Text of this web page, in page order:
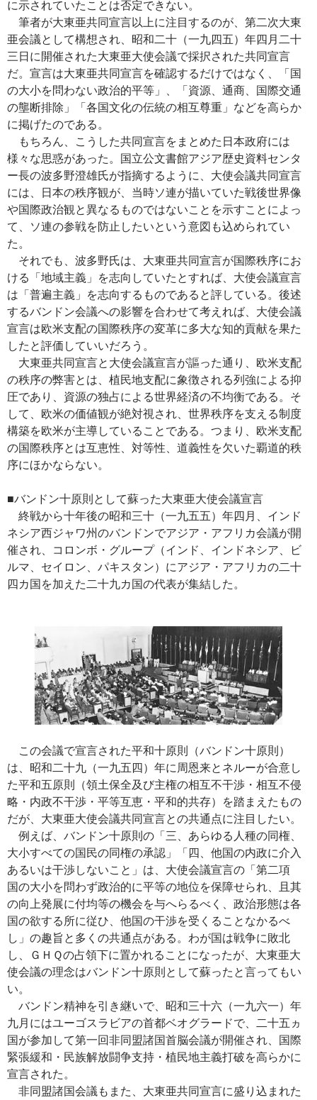
に示されていたことは否定できない。
筆者が大東亜共同宣言以上に注目するのが、第二次大東
亜会議として構想され、昭和二十（一九四五）年四月二十
三日に開催された大東亜大使会議で採択された共同宣言
だ。宣言は大東亜共同宣言を確認するだけではなく、「国
の大小を問わない政治的平等」、「資源、通商、国際交通
の壟断排除」「各国文化の伝統の相互尊重」などを高らか
に掲げたのである。
もちろん、こうした共同宣言をまとめた日本政府には
様々な思惑があった。国立公文書館アジア歴史資料センタ
ー長の波多野澄雄氏が指摘するように、大使会議共同宣言
には、日本の秩序観が、当時ソ連が描いていた戦後世界像
や国際政治観と異なるものではないことを示すことによっ
て、ソ連の参戦を防止したいという意図も込められてい
た。
それでも、波多野氏は、大東亜共同宣言が国際秩序にお
ける「地域主義」を志向していたとすれば、大使会議宣言
は「普遍主義」を志向するものであると評している。後述
するバンドン会議への影響を合わせて考えれば、大使会議
宣言は欧米支配の国際秩序の変革に多大な知的貢献を果た
したと評価していいだろう。
大東亜共同宣言と大使会議宣言が謳った通り、欧米支配
の秩序の弊害とは、植民地支配に象徴される列強による抑
圧であり、資源の独占による世界経済の不均衡である。そ
して、欧米の価値観が絶対視され、世界秩序を支える制度
構築を欧米が主導していることである。つまり、欧米支配
の国際秩序とは互恵性、対等性、道義性を欠いた覇道的秩
序にほかならない。
■バンドン十原則として蘇った大東亜大使会議宣言
終戦から十年後の昭和三十（一九五五）年四月、インド
ネシア西ジャワ州のバンドンでアジア・アフリカ会議が開
催され、コロンボ・グループ（インド、インドネシア、ビ
ルマ、セイロン、パキスタン）にアジア・アフリカの二十
四カ国を加えた二十九カ国の代表が集結した。
この会議で宣言された平和十原則（バンドン十原則）
は、昭和二十九（一九五四）年に周恩来とネルーが合意し
た平和五原則（領土保全及び主権の相互不干渉・相互不侵
略・内政不干渉・平等互恵・平和的共存）を踏まえたもの
だが、大東亜大使会議共同宣言との共通点に注目したい。
例えば、バンドン十原則の「三、あらゆる人種の同権、
大小すべての国民の同権の承認」「四、他国の内政に介入
あるいは干渉しないこと」は、大使会議宣言の「第二項
国の大小を問わず政治的に平等の地位を保障せられ、且其
の向上発展に付均等の機会を与へらるべく、政治形態は各
国の欲する所に従ひ、他国の干渉を受くることなかるべ
し」の趣旨と多くの共通点がある。わが国は戦争に敗北
し、ＧＨＱの占領下に置かれることになったが、大東亜大
使会議の理念はバンドン十原則として蘇ったと言ってもい
い。
バンドン精神を引き継いで、昭和三十六（一九六一）年
九月にはユーゴスラビアの首都ベオグラードで、二十五ヵ
国が参加して第一回非同盟諸国首脳会議が開催され、国際
緊張緩和・民族解放闘争支持・植民地主義打破を高らかに
宣言された。
非同盟諸国会議もまた、大東亜共同宣言に盛り込まれた